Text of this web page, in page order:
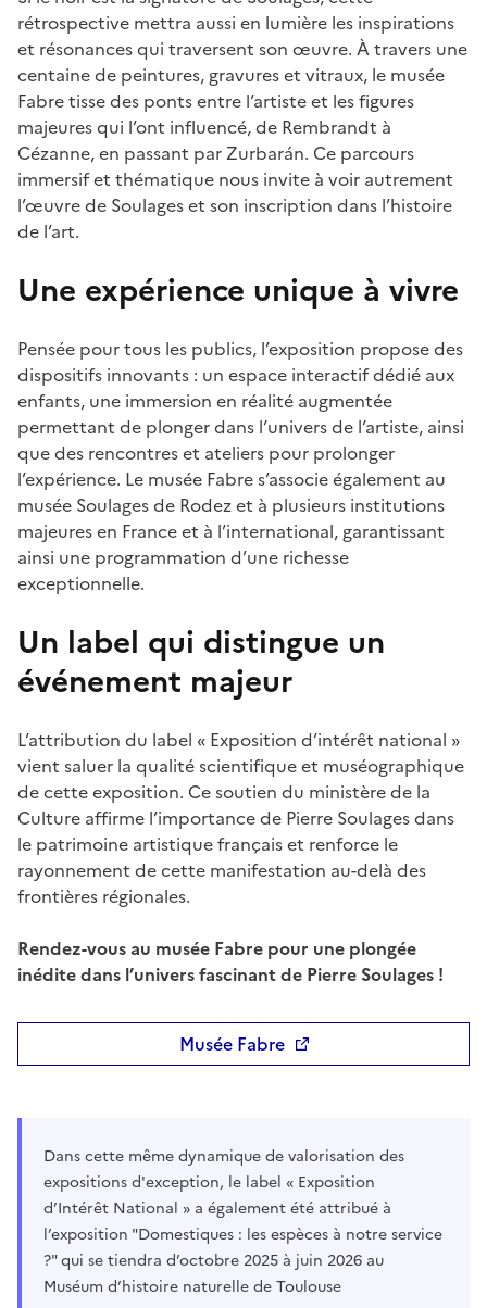
rétrospective mettra aussi en lumière les inspirations
et résonances qui traversent son œuvre. À travers une
centaine de peintures, gravures et vitraux, le musée
Fabre tisse des ponts entre l’artiste et les figures
majeures qui l’ont influencé, de Rembrandt à
Cézanne, en passant par Zurbarán. Ce parcours
immersif et thématique nous invite à voir autrement
l’œuvre de Soulages et son inscription dans l’histoire
de l’art.
Une expérience unique à vivre
Pensée pour tous les publics, l’exposition propose des
dispositifs innovants : un espace interactif dédié aux
enfants, une immersion en réalité augmentée
permettant de plonger dans l’univers de l’artiste, ainsi
que des rencontres et ateliers pour prolonger
l’expérience. Le musée Fabre s’associe également au
musée Soulages de Rodez et à plusieurs institutions
majeures en France et à l’international, garantissant
ainsi une programmation d’une richesse
exceptionnelle.
Un label qui distingue un
événement majeur
L’attribution du label « Exposition d’intérêt national »
vient saluer la qualité scientifique et muséographique
de cette exposition. Ce soutien du ministère de la
Culture affirme l’importance de Pierre Soulages dans
le patrimoine artistique français et renforce le
rayonnement de cette manifestation au-delà des
frontières régionales.
Rendez-vous au musée Fabre pour une plongée
inédite dans l’univers fascinant de Pierre Soulages !
Musée Fabre
Dans cette même dynamique de valorisation des
expositions d'exception, le label « Exposition
d’Intérêt National » a également été attribué à
l’exposition "Domestiques : les espèces à notre service
?" qui se tiendra d’octobre 2025 à juin 2026 au
Muséum d’histoire naturelle de Toulouse